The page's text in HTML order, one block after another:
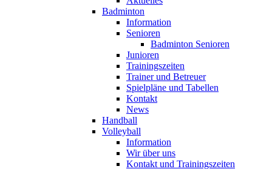
Badminton
Information
Senioren
Badminton Senioren
Junioren
Trainingszeiten
Trainer und Betreuer
Spielpläne und Tabellen
Kontakt
News
Handball
Volleyball
Information
Wir über uns
Kontakt und Trainingszeiten